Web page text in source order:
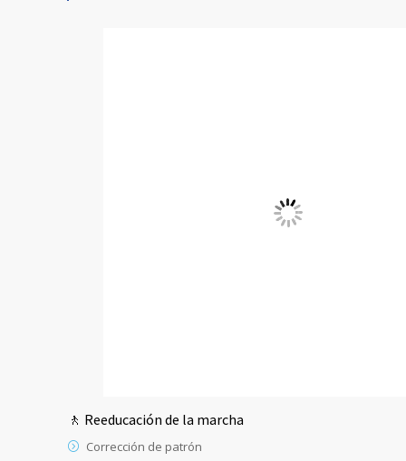
🚶 Reeducación de la marcha
Corrección de patrón